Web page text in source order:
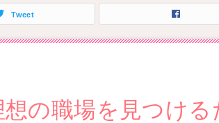
Tweet
の職場を見つける